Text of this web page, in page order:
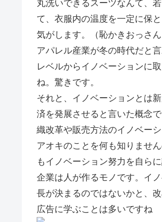
丸洗いできるスーツなんて、
て、衣服内の温度を一定に保
気がします。（恥かきおっさん
アパレル産業が冬の時代だと
レベルからイノベーションに
ね。驚きです。
それと、イノベーションとは
済を発展させると言いた概念
織改革や販売方法のイノベー
アオキのことを何も知りませ
もイノベーション努力を自ら
企業は人が作るモノです。イ
長が決まるのではないかと
広告に学ぶ